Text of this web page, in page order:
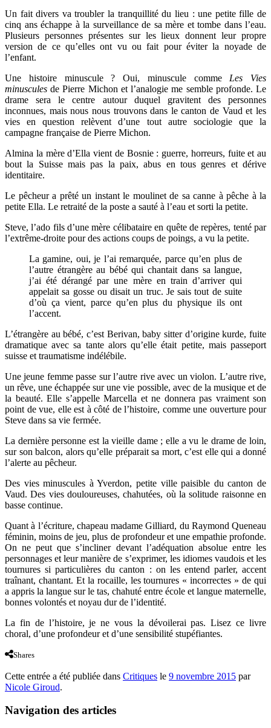
Un fait divers va troubler la tranquillité du lieu : une petite fille de
cinq ans échappe à la surveillance de sa mère et tombe dans l’eau.
Plusieurs personnes présentes sur les lieux donnent leur propre
version de ce qu’elles ont vu ou fait pour éviter la noyade de
l’enfant.
Une histoire minuscule ? Oui, minuscule comme Les Vies
minusculesde Pierre Michon et l’analogie me semble profonde. Le
drame sera le centre autour duquel gravitent des personnes
inconnues, mais nous nous trouvons dans le canton de Vaud et les
vies en question relèvent d’une tout autre sociologie que la
campagne française de Pierre Michon.
Almina la mère d’Ella vient de Bosnie : guerre, horreurs, fuite et au
bout la Suisse mais pas la paix, abus en tous genres et dérive
identitaire.
Le pêcheur a prêté un instant le moulinet de sa canne à pêche à la
petite Ella. Le retraité de la poste a sauté à l’eau et sorti la petite.
Steve, l’ado fils d’une mère célibataire en quête de repères, tenté par
l’extrême-droite pour des actions coups de poings, a vu la petite.
La gamine, oui, je l’ai remarquée, parce qu’en plus de
l’autre étrangère au bébé qui chantait dans sa langue,
j’ai été dérangé par une mère en train d’arriver qui
appelait sa gosse ou disait un truc. Je sais tout de suite
d’où ça vient, parce qu’en plus du physique ils ont
l’accent.
L’étrangère au bébé, c’est Berivan, baby sitter d’origine kurde, fuite
dramatique avec sa tante alors qu’elle était petite, mais passeport
suisse et traumatisme indélébile.
Une jeune femme passe sur l’autre rive avec un violon. L’autre rive,
un rêve, une échappée sur une vie possible, avec de la musique et de
la beauté. Elle s’appelle Marcella et ne donnera pas vraiment son
point de vue, elle est à côté de l’histoire, comme une ouverture pour
Steve dans sa vie fermée.
La dernière personne est la vieille dame ; elle a vu le drame de loin,
sur son balcon, alors qu’elle préparait sa mort, c’est elle qui a donné
l’alerte au pêcheur.
Des vies minuscules à Yverdon, petite ville paisible du canton de
Vaud. Des vies douloureuses, chahutées, où la solitude raisonne en
basse continue.
Quant à l’écriture, chapeau madame Gilliard, du Raymond Queneau
féminin, moins de jeu, plus de profondeur et une empathie profonde.
On ne peut que s’incliner devant l’adéquation absolue entre les
personnages et leur manière de s’exprimer, les idiomes vaudois et les
tournures si particulières du canton : on les entend parler, accent
traînant, chantant. Et la rocaille, les tournures « incorrectes » de qui
a appris la langue sur le tas, chahuté entre école et langue maternelle,
bonnes volontés et noyau dur de l’identité.
La fin de l’histoire, je ne vous la dévoilerai pas. Lisez ce livre
choral, d’une profondeur et d’une sensibilité stupéfiantes.
Shares
Cette entrée a été publiée dans Critiques le 9 novembre 2015 par
Nicole Giroud.
Navigation des articles